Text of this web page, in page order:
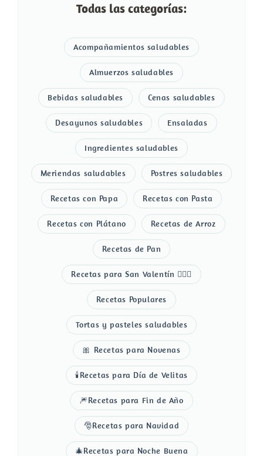
Todas las categorías:
Acompañamientos saludables
Almuerzos saludables
Bebidas saludables Cenas saludables
Desayunos saludables Ensaladas
Ingredientes saludables
Meriendas saludables Postres saludables
Recetas con Papa Recetas con Pasta
Recetas con Plátano Recetas de Arroz
Recetas de Pan
Recetas para San Valentín 👩‍❤️‍👨
Recetas Populares
Tortas y pasteles saludables
🎀 Recetas para Novenas
🕯️Recetas para Día de Velitas
🎆Recetas para Fin de Año
🎅Recetas para Navidad
🎄Recetas para Noche Buena